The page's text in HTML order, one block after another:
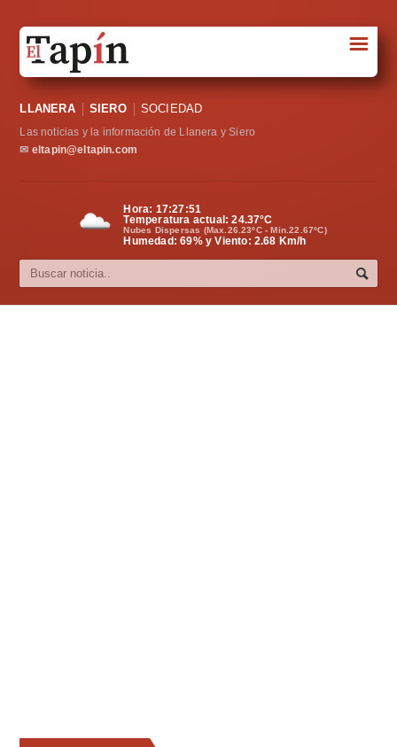
Sociedad
Política
Cultura
☰
LLANERA SIERO SOCIEDAD
Las noticias y la información de Llanera y Siero
✉ eltapin@eltapin.com
Hora: 17:27:51
Temperatura actual:24.37°C
Nubes Dispersas (Max.26.23ºC - Min.22.67ºC)
Humedad: 69% y Viento: 2.68 Km/h